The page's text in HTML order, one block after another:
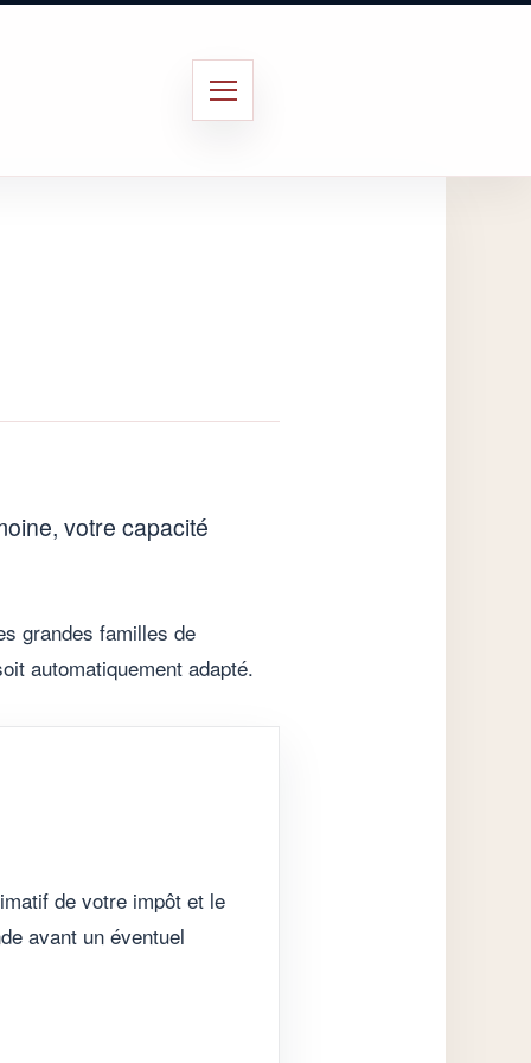
Menu
votre capacité
grandes familles de
automatiquement adapté.
de votre impôt et le
avant un éventuel